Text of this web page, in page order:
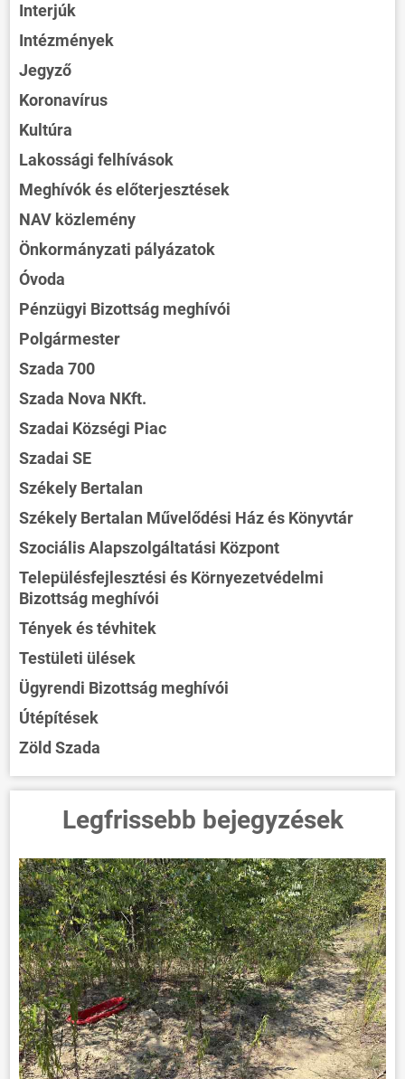
Interjúk
Intézmények
Jegyző
Koronavírus
Kultúra
Lakossági felhívások
Meghívók és előterjesztések
NAV közlemény
Önkormányzati pályázatok
Óvoda
Pénzügyi Bizottság meghívói
Polgármester
Szada 700
Szada Nova NKft.
Szadai Községi Piac
Szadai SE
Székely Bertalan
Székely Bertalan Művelődési Ház és Könyvtár
Szociális Alapszolgáltatási Központ
Településfejlesztési és Környezetvédelmi
Bizottság meghívói
Tények és tévhitek
Testületi ülések
Ügyrendi Bizottság meghívói
Útépítések
Zöld Szada
Legfrissebb bejegyzések